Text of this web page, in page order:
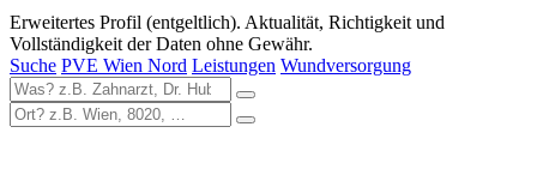
Erweitertes Profil (entgeltlich). Aktualität, Richtigkeit und
Vollständigkeit der Daten ohne Gewähr.
Suche PVE Wien Nord Leistungen Wundversorgung